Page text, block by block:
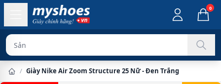
0
Sản phẩm chín
/ Giày Nike Air Zoom Structure 25 Nữ - Đen Trắng